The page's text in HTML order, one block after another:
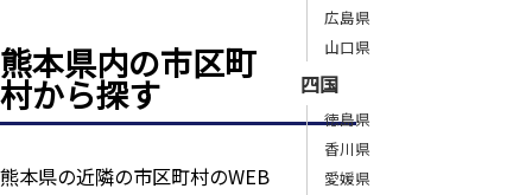
熊本県内の市区町
村から探す
熊本県の近隣の市区町村のWEB
広島県
山口県
四国
徳島県
香川県
愛媛県